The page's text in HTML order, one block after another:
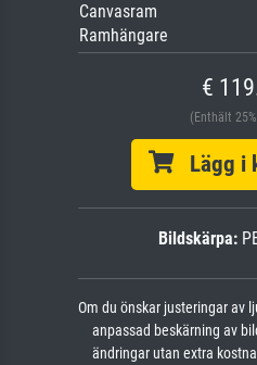
Canvasram
Ramhängare
€
(Enthält
Lägg i
Bildskärpa:
Om du önskar justeringar av
anpassad beskärning av
ändringar utan extra